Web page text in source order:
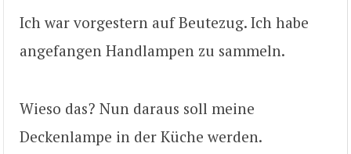
Ich war vorgestern auf Beutezug. Ich habe
angefangen Handlampen zu sammeln.
Wieso das? Nun daraus soll meine
Deckenlampe in der Küche werden.